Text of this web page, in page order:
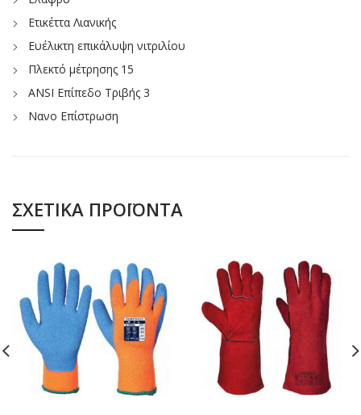
Ετικέττα Λιανικής
Ευέλικτη επικάλυψη νιτριλίου
Πλεκτό μέτρησης 15
ANSI Επίπεδο Τριβής 3
Νανο Επίστρωση
ΣΧΕΤΙΚΆ ΠΡΟΪΌΝΤΑ